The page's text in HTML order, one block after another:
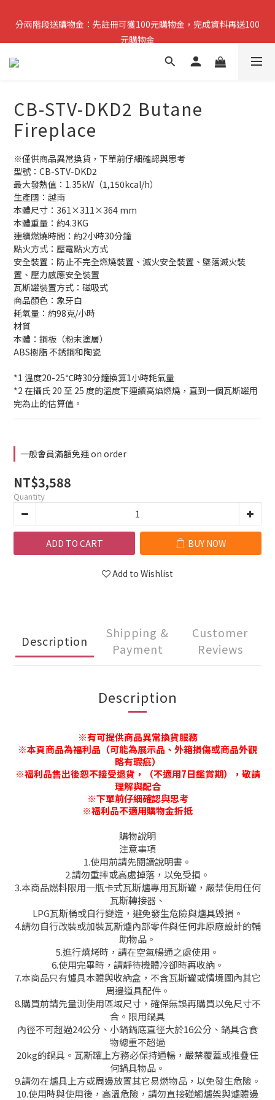
元購物金
元購物金
小提醒：先完成註冊即可領取第一筆購物金，稍後再補齊資料可再
複製分享連結給朋友，完成訂單推薦人可獲得200元購物金
分兩階段送購物金：先註冊可獲100元購物金，完成資料再送100
元購物金
CB-STV-DKD2 Butane
Fireplace
※僅供商品異常換貨，下單前仔細確認與思考
型號：CB-STV-DKD2
最大發熱值：1.35kW（1,150kcal/h）
生產國：越南
本體尺寸：361×311×364 mm
本體重量：約4.3KG
連續燃燒時間：約2小時30分鐘
點火方式：壓電點火方式
安全裝置：防止不完全燃燒裝置、滅火安全裝置、墜落滅火裝
置、壓力感應安全裝置
瓦斯罐裝置方式：磁吸式
商品顏色：象牙白
耗氧量：約98克/小時
材質
本體：鋼板（粉末塗層）
ABS樹脂 不銹鋼和陶瓷
*1 溫度20-25℃時30分鐘換算1小時耗氣量
*2 在攝氏 20 至 25 度的溫度下連續高焰燃燒，直到一個瓦斯罐用
完為止的估算值。
一般會員滿額免運 on order
NT$3,588
Quantity
ADD TO CART BUY NOW
Add to Wishlist
Description
Shipping &
Payment
Customer
Reviews
Description
※有可提供商品異常換貨服務
※本頁商品為福利品（可能為展示品、外箱損傷或商品外觀
略有瑕疵）
※福利品售出後恕不接受退貨，（不適用7日鑑賞期），敬請
理解與配合
※下單前仔細確認與思考
※福利品不適用購物金折抵
購物說明
注意事項
1.使用前請先閱讀說明書。
2.請勿重摔或高處掉落，以免受損。
3.本商品燃料限用一瓶卡式瓦斯爐專用瓦斯罐，嚴禁使用任何
瓦斯轉接器、
LPG瓦斯桶或自行變造，避免發生危險與爐具毀損。
4.請勿自行改裝或加裝瓦斯爐內部零件與任何非原廠設計的輔
助物品。
5.進行燒烤時，請在空氣暢通之處使用。
6.使用完畢時，請靜待機體冷卻時再收納。
7.本商品只有爐具本體與收納盒，不含瓦斯罐或情境圖內其它
周邊道具配件。
8.購買前請先量測使用區域尺寸，確保無誤再購買以免尺寸不
合。限用鍋具
內徑不可超過24公分、小鍋鍋底直徑大於16公分、鍋具含食
物總重不超過
20kg的鍋具。瓦斯罐上方務必保持通暢，嚴禁覆蓋或推疊任
何鍋具物品。
9.請勿在爐具上方或周邊放置其它易燃物品，以免發生危險。
10.使用時與使用後，高溫危險，請勿直接碰觸爐架與爐體邊